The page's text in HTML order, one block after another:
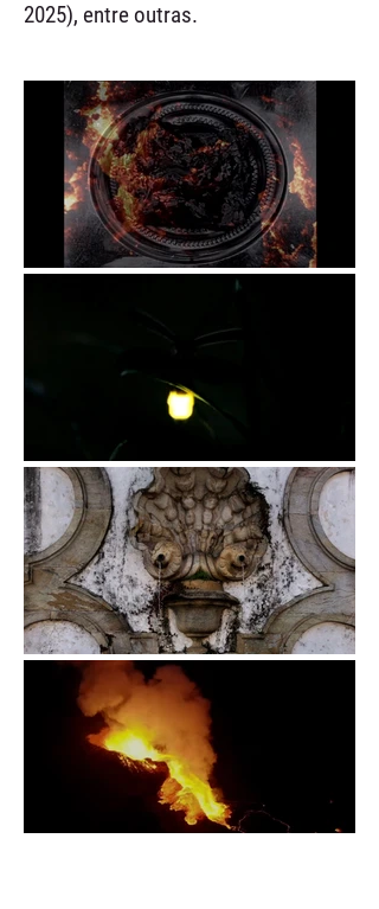
2025), entre outras.